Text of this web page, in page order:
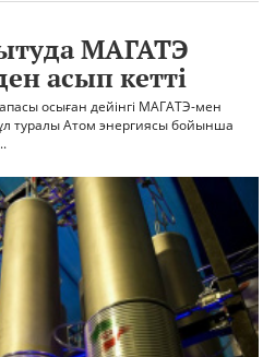
МАГАТЭ
асып кетті
осыған дейінгі МАГАТЭ-мен
туралы Атом энергиясы бойынша